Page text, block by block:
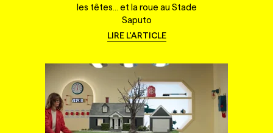
les têtes... et la roue au Stade
Saputo
LIRE L'ARTICLE